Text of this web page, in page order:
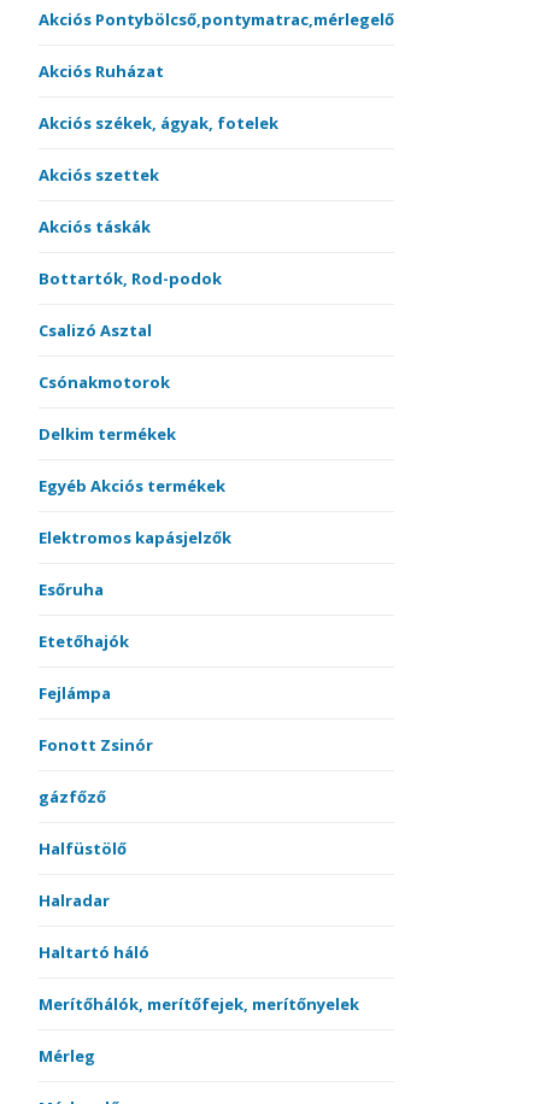
Akciós Pontybölcső,pontymatrac,mérlegelő
Akciós Ruházat
Akciós székek, ágyak, fotelek
Akciós szettek
Akciós táskák
Bottartók, Rod-podok
Csalizó Asztal
Csónakmotorok
Delkim termékek
Egyéb Akciós termékek
Elektromos kapásjelzők
Esőruha
Etetőhajók
Fejlámpa
Fonott Zsinór
gázfőző
Halfüstölő
Halradar
Haltartó háló
Merítőhálók, merítőfejek, merítőnyelek
Mérleg